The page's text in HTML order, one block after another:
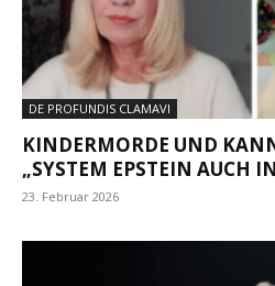
DE PROFUNDIS CLAMAVI
KINDERMORDE UND
„SYSTEM EPSTEIN AUCH
23. Februar 2026